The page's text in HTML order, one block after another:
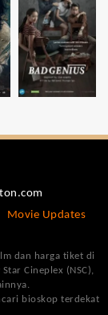
Movie Updates
dan harga tiket di
Cineplex (NSC),
bioskop terdekat